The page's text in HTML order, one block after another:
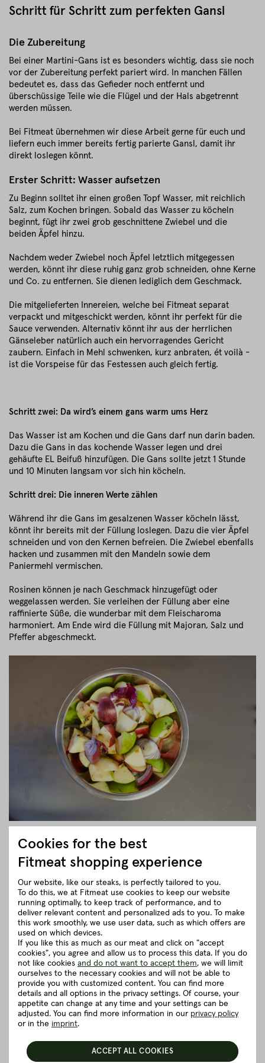
Schritt für Schritt zum perfekten Gansl
Die Zubereitung
Bei einer Martini-Gans ist es besonders wichtig, dass sie noch
vor der Zubereitung perfekt pariert wird. In manchen Fällen
bedeutet es, dass das Gefieder noch entfernt und
überschüssige Teile wie die Flügel und der Hals abgetrennt
werden müssen.
Bei Fitmeat übernehmen wir diese Arbeit gerne für euch und
liefern euch immer bereits fertig parierte Gansl, damit ihr
direkt loslegen könnt.
Erster Schritt: Wasser aufsetzen
Zu Beginn solltet ihr einen großen Topf Wasser, mit reichlich
Salz, zum Kochen bringen. Sobald das Wasser zu köcheln
beginnt, fügt ihr zwei grob geschnittene Zwiebel und die
beiden Äpfel hinzu.
Nachdem weder Zwiebel noch Äpfel letztlich mitgegessen
werden, könnt ihr diese ruhig ganz grob schneiden, ohne Kerne
und Co. zu entfernen. Sie dienen lediglich dem Geschmack.
Die mitgelieferten Innereien, welche bei Fitmeat separat
verpackt und mitgeschickt werden, könnt ihr perfekt für die
Sauce verwenden. Alternativ könnt ihr aus der herrlichen
Gänseleber natürlich auch ein hervorragendes Gericht
zaubern. Einfach in Mehl schwenken, kurz anbraten, ét voilà -
ist die Vorspeise für das Festessen auch gleich fertig.
Schritt zwei: Da wird’s einem gans warm ums Herz
Das Wasser ist am Kochen und die Gans darf nun darin baden.
Dazu die Gans in das kochende Wasser legen und drei
gehäufte EL Beifuß hinzufügen. Die Gans sollte jetzt 1 Stunde
und 10 Minuten langsam vor sich hin köcheln.
Schritt drei: Die inneren Werte zählen
Während ihr die Gans im gesalzenen Wasser köcheln lässt,
könnt ihr bereits mit der Füllung loslegen. Dazu die vier Äpfel
schneiden und von den Kernen befreien. Die Zwiebel ebenfalls
hacken und zusammen mit den Mandeln sowie dem
Paniermehl vermischen.
Rosinen können je nach Geschmack hinzugefügt oder
weggelassen werden. Sie verleihen der Füllung aber eine
raffinierte Süße, die wunderbar mit dem Fleischaroma
harmoniert. Am Ende wird die Füllung mit Majoran, Salz und
Pfeffer abgeschmeckt.
Schritt vier: Wir heizen der Gans ein
natürlich noch nicht knusprig. Daher kommt das Gansl jetzt auf
das Backpapier. An der Oberseite hat sich inzwischen eine
weiße Schicht aus Gänsefett gebildet. Diese kann entweder als
Brotaufstrich oder eben zur Veredelung der Gans-Füllung
verwendet werden.
Jetzt geht’s an die Füllung. Dazu die Gans mit der fertig
vorbereiteten Mischung füllen und darauf achten, dass auch
wirklich genügend verwendet wird.
Kleiner Tipp:Bis zu diesem Punkt kann das Gansl auch
wunderbar vorbereitet werden. Somit hat man beim Festessen
ausreichend Zeit, um sich mit Freunden und Familie schon mal
ein Glaserl Wein zu gönnen und zu plaudern. Gerade in der
stressigen Vorweihnachtszeit ein absoluter Traum.
Cookies for the best
Fitmeat shopping experience
Our website, like our steaks, is perfectly tailored to you.
To do this, we at Fitmeat use cookies to keep our website
running optimally, to keep track of performance, and to
deliver relevant content and personalized ads to you. To make
this work smoothly, we use user data, such as which offers are
used on which devices.
If you like this as much as our meat and click on "accept
cookies", you agree and allow us to process this data. If you do
not like cookies and do not want to accept them, we will limit
ourselves to the necessary cookies and will not be able to
provide you with customized content. You can find more
details and all options in the privacy settings. Of course, your
appetite can change at any time and your settings can be
adjusted. You can find more information in our privacy policy
or in the imprint.
ACCEPT ALL COOKIES